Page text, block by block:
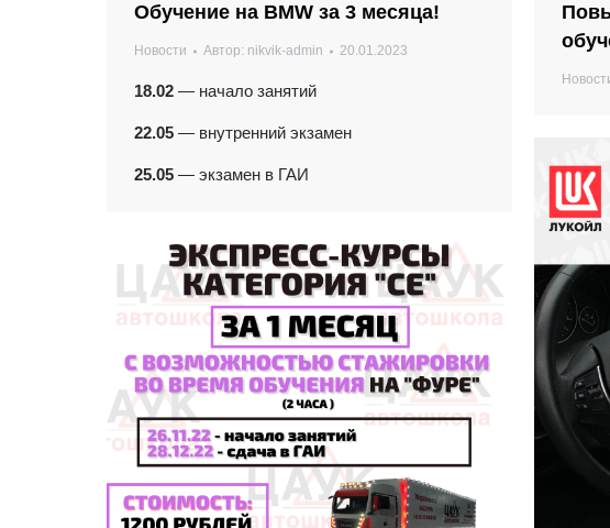
Обучение на BMW за 3 месяца!
Новости Автор: nikvik-admin 20.01.2023
18.02 — начало занятий
22.05 — внутренний экзамен
25.05 — экзамен в ГАИ